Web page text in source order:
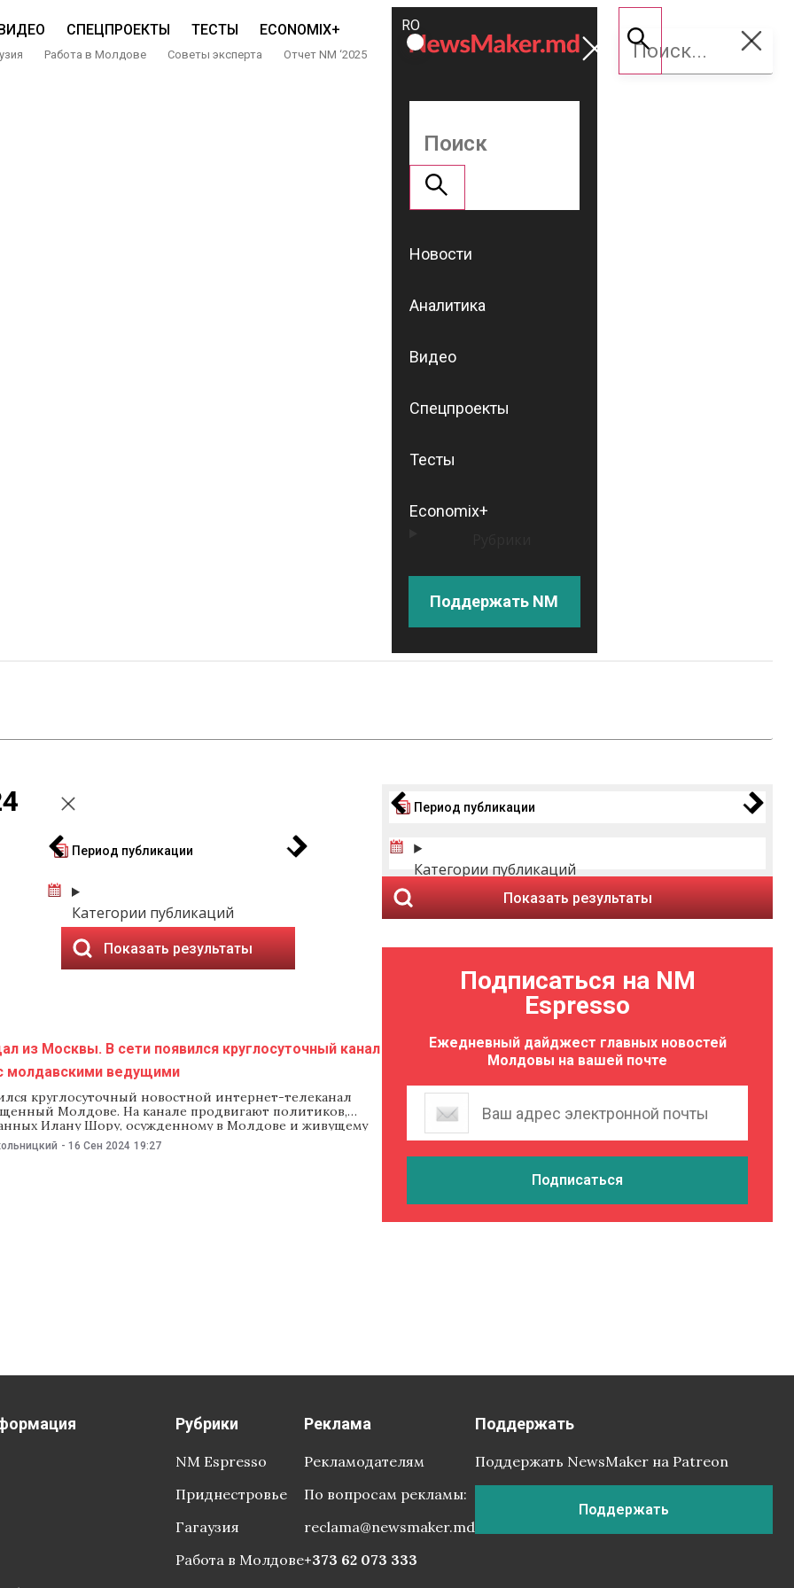
СПЕЦПРОЕКТЫ ТЕСТЫ ECONOMIX+
Работа в Молдове Советы эксперта Отчет NM ‘2025
ROMÂNĂ
RU
Поддержать
NM
Новости
Аналитика
Видео
Спецпроекты
Тесты
Economix+
Поддержать NM
Период публикации
Категории публикаций
Показать результаты
из Москвы. В сети появился круглосуточный канал
молдавскими ведущими
круглосуточный новостной интернет-телеканал
Молдове. На канале продвигают политиков,
Илану Шору, осужденному в Молдове и живущему
Телеведущие канала — граждане Молдовы, но, судя
создают в России. Что за канал Канал MD24 вещает
- 16 Сен 2024 19:27
Период публикации
Категории публикаций
Показать результаты
Подписаться на NM
Espresso
Ежедневный дайджест главных новостей
Молдовы на вашей почте
Рубрики
NM Espresso
Приднестровье
Гагаузия
Работа в Молдове
Реклама
Рекламодателям
По вопросам рекламы:
reclama@newsmaker.md
+373 62 073 333
Поддержать
Поддержать NewsMaker на Patreon
Поддержать